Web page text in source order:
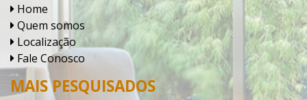
Home
Quem somos
Localização
Fale Conosco
MAIS PESQUISADOS